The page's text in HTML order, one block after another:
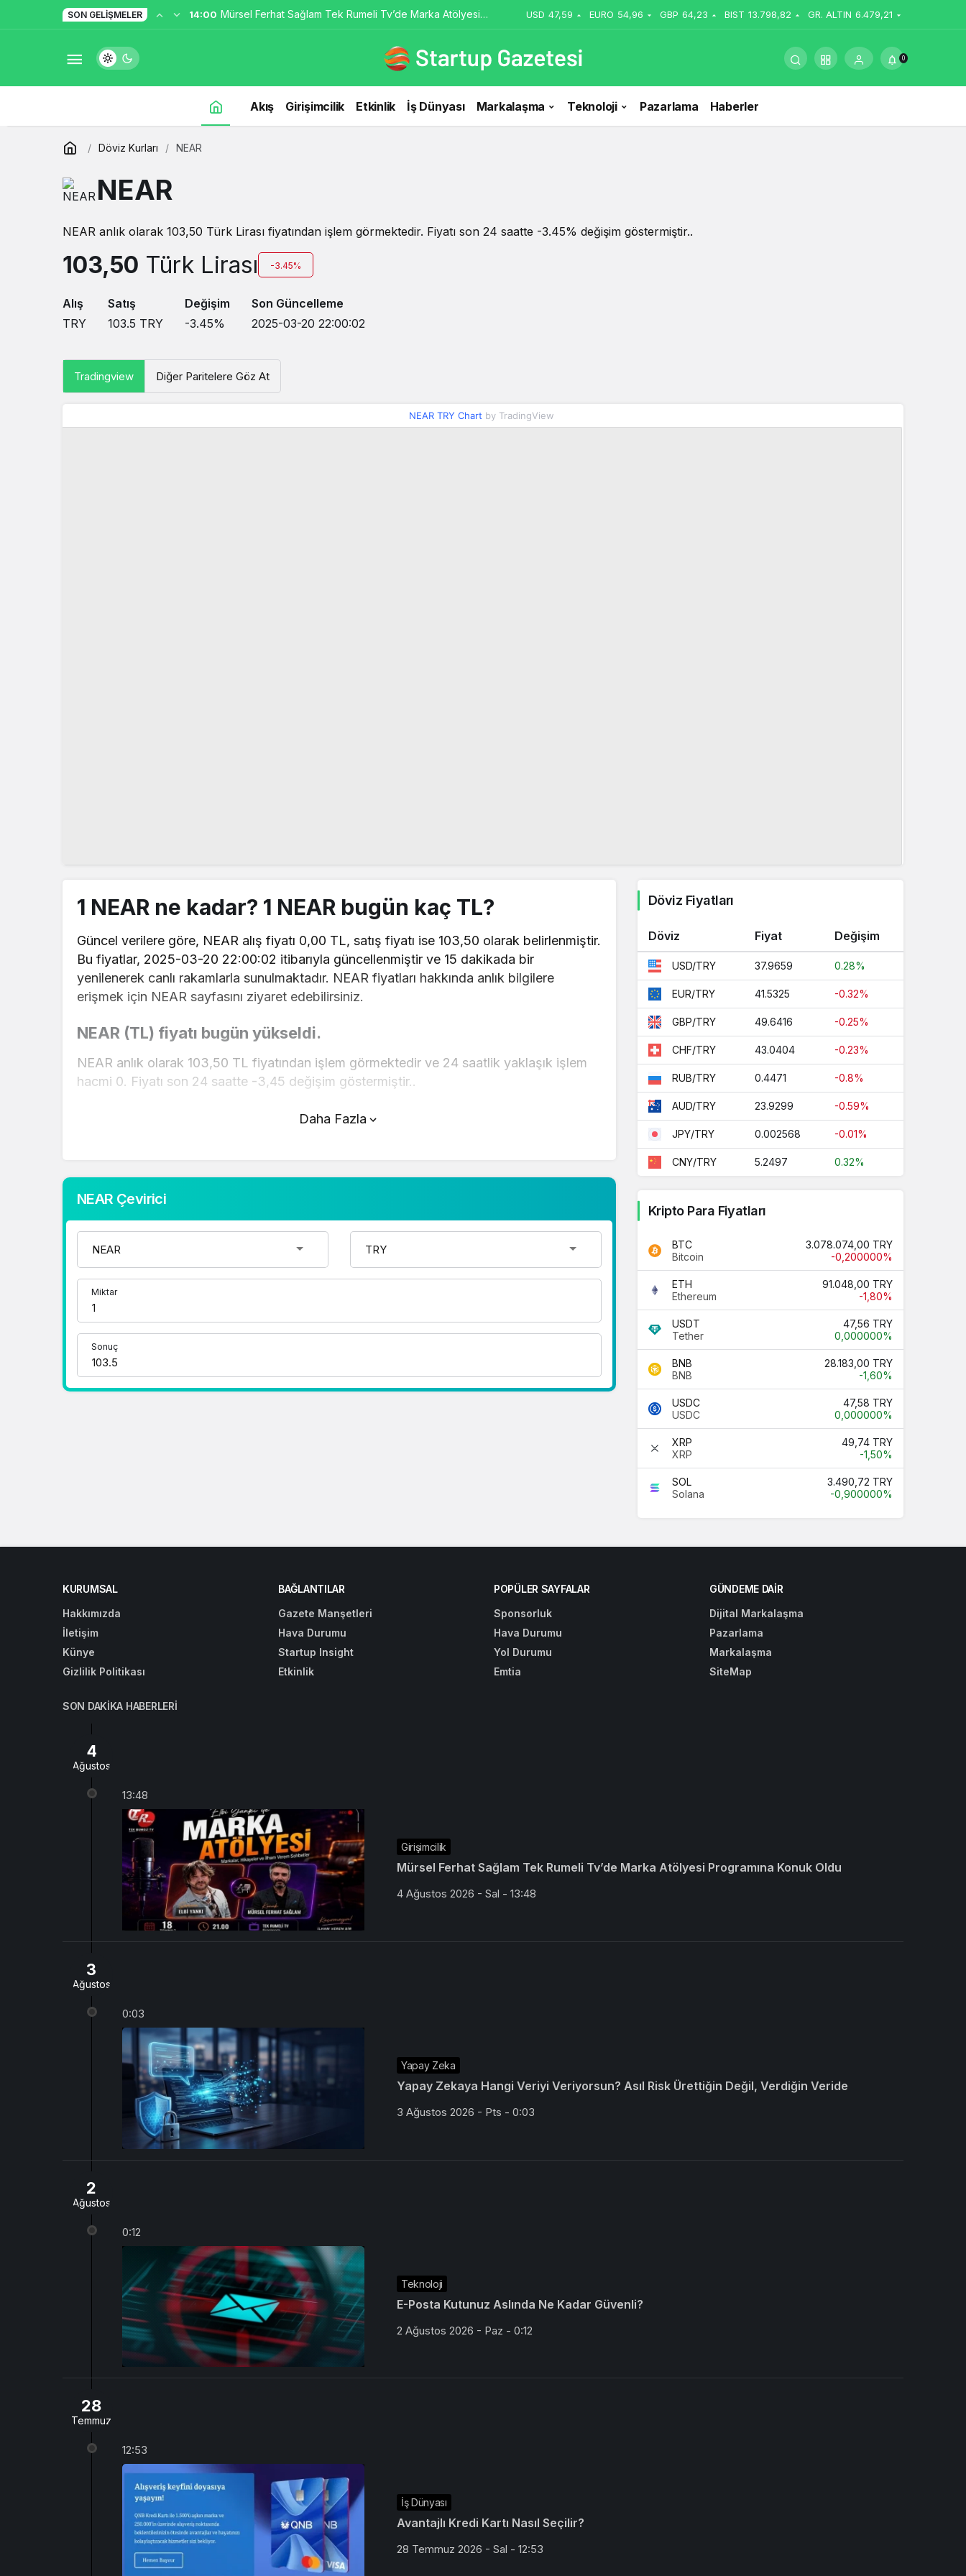
SON GELIŞMELER 14:00 Mürsel Ferhat Sağlam Tek Rumeli Tv’de Marka Atölyesi USD 47,59 EURO 54,96 GBP 64,23 BIST 13.798,82 GR. ALTIN 6.479,21
0
Akış Girişimcilik Etkinlik İş Dünyası Markalaşma Teknoloji Pazarlama Haberler
Döviz Kurları NEAR
NEAR
NEAR anlık olarak 103,50 Türk Lirası fiyatından işlem görmektedir. Fiyatı son 24 saatte -3.45% değişim göstermiştir..
103,50 Türk Lirası -3.45%
Alış
TRY
Satış
103.5 TRY
Değişim
-3.45%
Son Güncelleme
2025-03-20 22:00:02
Tradingview Diğer Paritelere Göz At
NEAR TRY Chart by TradingView
1 NEAR ne kadar? 1 NEAR bugün kaç TL?
Güncel verilere göre, NEAR alış fiyatı 0,00 TL, satış fiyatı ise 103,50 olarak belirlenmiştir.
Bu fiyatlar, 2025-03-20 22:00:02 itibarıyla güncellenmiştir ve 15 dakikada bir
yenilenerek canlı rakamlarla sunulmaktadır. NEAR fiyatları hakkında anlık bilgilere
erişmek için NEAR sayfasını ziyaret edebilirsiniz.
NEAR (TL) fiyatı bugün yükseldi.
NEAR anlık olarak 103,50 TL fiyatından işlem görmektedir ve 24 saatlik yaklaşık işlem
hacmi 0. Fiyatı son 24 saatte -3,45 değişim göstermiştir..
NEAR hesaplama işlemleri için, sayfanın üstünde yer alan çevirici aracını kullanarak
1 Dolar Kaç TL ?
1 Euro Kaç TL ?
1 Euro Kaç TL ?
1 CHF Kaç TL ?
1 RUB Kaç TL ?
1 CNY Kaç TL ?
Daha Fazla
NEAR Çevirici
Miktar
Sonuç
Döviz Fiyatları
Döviz Fiyat Değişim
USD/TRY 37.9659 0.28%
EUR/TRY 41.5325 -0.32%
GBP/TRY 49.6416 -0.25%
CHF/TRY 43.0404 -0.23%
RUB/TRY 0.4471 -0.8%
AUD/TRY 23.9299 -0.59%
JPY/TRY 0.002568 -0.01%
CNY/TRY 5.2497 0.32%
Kripto Para Fiyatları
BTC
Bitcoin
3.078.074,00 TRY
-0,200000%
ETH
Ethereum
91.048,00 TRY
-1,80%
USDT
Tether
47,56 TRY
0,000000%
BNB
BNB
28.183,00 TRY
-1,60%
USDC
USDC
47,58 TRY
0,000000%
XRP
XRP
49,74 TRY
-1,50%
SOL
Solana
3.490,72 TRY
-0,900000%
KURUMSAL
Hakkımızda
İletişim
Künye
Gizlilik Politikası
BAĞLANTILAR
Gazete Manşetleri
Hava Durumu
Startup Insight
Etkinlik
POPÜLER SAYFALAR
Sponsorluk
Hava Durumu
Yol Durumu
Emtia
GÜNDEME DAIR
Dijital Markalaşma
Pazarlama
Markalaşma
SiteMap
SON DAKIKA HABERLERI
4
Ağustos
13:48
Girişimcilik
Mürsel Ferhat Sağlam Tek Rumeli Tv’de Marka Atölyesi Programına Konuk Oldu
4 Ağustos 2026 - Sal - 13:48
3
Ağustos
0:03
Yapay Zeka
Yapay Zekaya Hangi Veriyi Veriyorsun? Asıl Risk Ürettiğin Değil, Verdiğin Veride
3 Ağustos 2026 - Pts - 0:03
2
Ağustos
0:12
Teknoloji
E-Posta Kutunuz Aslında Ne Kadar Güvenli?
2 Ağustos 2026 - Paz - 0:12
28
Temmuz
12:53
İş Dünyası
Avantajlı Kredi Kartı Nasıl Seçilir?
28 Temmuz 2026 - Sal - 12:53